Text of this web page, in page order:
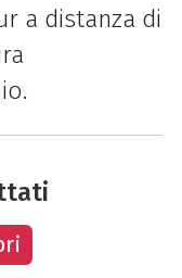
a distanza di